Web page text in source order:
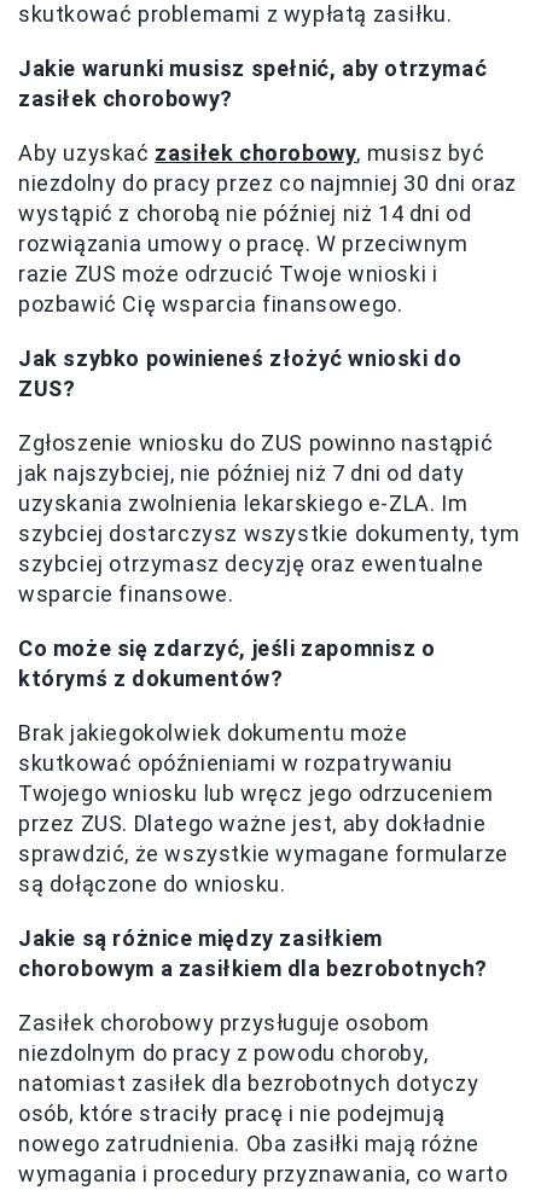
skutkować problemami z wypłatą zasiłku.
Jakie warunki musisz spełnić, aby otrzymać
zasiłek chorobowy?
Aby uzyskać zasiłek chorobowy, musisz być
niezdolny do pracy przez co najmniej 30 dni oraz
wystąpić z chorobą nie później niż 14 dni od
rozwiązania umowy o pracę. W przeciwnym
razie ZUS może odrzucić Twoje wnioski i
pozbawić Cię wsparcia finansowego.
Jak szybko powinieneś złożyć wnioski do
ZUS?
Zgłoszenie wniosku do ZUS powinno nastąpić
jak najszybciej, nie później niż 7 dni od daty
uzyskania zwolnienia lekarskiego e-ZLA. Im
szybciej dostarczysz wszystkie dokumenty, tym
szybciej otrzymasz decyzję oraz ewentualne
wsparcie finansowe.
Co może się zdarzyć, jeśli zapomnisz o
którymś z dokumentów?
Brak jakiegokolwiek dokumentu może
skutkować opóźnieniami w rozpatrywaniu
Twojego wniosku lub wręcz jego odrzuceniem
przez ZUS. Dlatego ważne jest, aby dokładnie
sprawdzić, że wszystkie wymagane formularze
są dołączone do wniosku.
Jakie są różnice między zasiłkiem
chorobowym a zasiłkiem dla bezrobotnych?
Zasiłek chorobowy przysługuje osobom
niezdolnym do pracy z powodu choroby,
natomiast zasiłek dla bezrobotnych dotyczy
osób, które straciły pracę i nie podejmują
nowego zatrudnienia. Oba zasiłki mają różne
wymagania i procedury przyznawania, co warto